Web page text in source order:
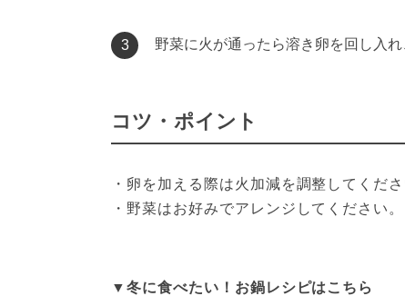
3 野菜に火が通ったら溶き卵を回し入
コツ・ポイント
・卵を加える際は火加減を調整してくだ
・野菜はお好みでアレンジしてください。
▼冬に食べたい！お鍋レシピはこちら